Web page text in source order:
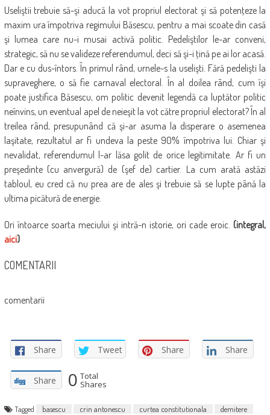
Useliştii trebuie să-şi aducă la vot propriul electorat şi să potenţeze la
maxim ura împotriva regimului Băsescu, pentru a mai scoate din casă
şi lumea care nu-i musai activă politic. Pedeliştilor le-ar conveni,
strategic, să nu se valideze referendumul, deci să şi-i ţină pe ai lor acasă.
Dar e cu dus-întors. În primul rând, urnele-s la uselişti. Fără pedelişti la
supraveghere, o să fie carnaval electoral. În al doilea rând, cum îşi
poate justifica Băsescu, om politic devenit legendă ca luptător politic
neînvins, un eventual apel de neieşit la vot către propriul electorat? În al
treilea rând, presupunând că şi-ar asuma la disperare o asemenea
laşitate, rezultatul ar fi undeva la peste 90% împotriva lui. Chiar şi
nevalidat, referendumul l-ar lăsa golit de orice legitimitate. Ar fi un
preşedinte (cu anvergură) de (şef de) cartier. La cum arată astăzi
tabloul, eu cred că nu prea are de ales şi trebuie să se lupte până la
ultima picătură de energie.
Ori întoarce soarta meciului şi intră-n istorie, ori cade eroic. (integral,
aici)
COMENTARII
comentarii
Share Tweet Share Share
Share 0 Total
Shares
Tagged basescu crin antonescu curtea constitutionala
demitere